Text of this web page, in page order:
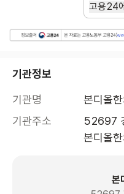
고용24
기관정보
기관명
본디올
기관주소
52697
본디올
본